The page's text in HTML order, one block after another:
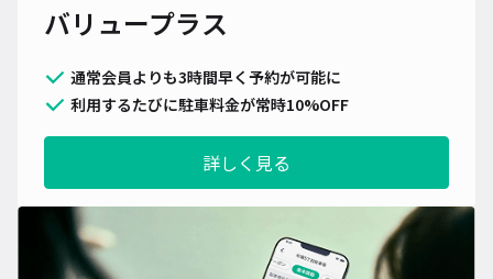
バリュープラス
通常会員よりも3時間早く予約が可能に
利用するたびに駐車料金が常時10%OFF
詳しく見る